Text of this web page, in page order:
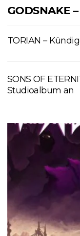
GODSNAKE
TORIAN –
SONS OF
Studioalbum an